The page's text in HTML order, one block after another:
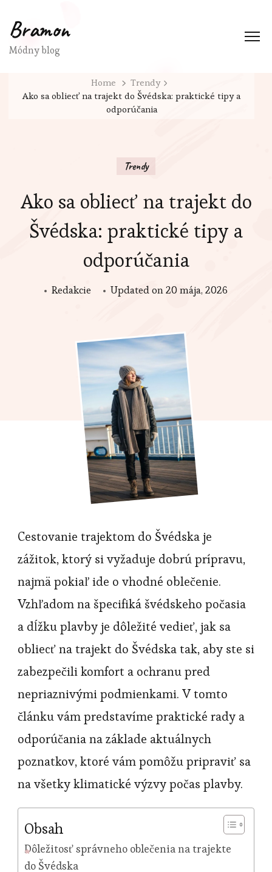
Bramon
Módny blog
Home
Trendy
Ako sa obliecť na trajekt do Švédska: praktické tipy a
odporúčania
Trendy
Ako sa obliecť na trajekt do
Švédska: praktické tipy a
odporúčania
Redakcie Updated on20 mája, 2026
Cestovanie trajektom do Švédska je
zážitok, ktorý si vyžaduje dobrú prípravu,
najmä pokiaľ ide o vhodné oblečenie.
Vzhľadom na špecifiká švédskeho počasia
a dĺžku plavby je dôležité vedieť, jak sa
obliecť na trajekt do Švédska tak, aby ste si
zabezpečili komfort a ochranu pred
nepriaznivými podmienkami. V tomto
článku vám predstavíme praktické rady a
odporúčania na základe aktuálnych
poznatkov, ktoré vám pomôžu pripraviť sa
na všetky klimatické výzvy počas plavby.
Obsah
Dôležitosť správneho oblečenia na trajekte
do Švédska